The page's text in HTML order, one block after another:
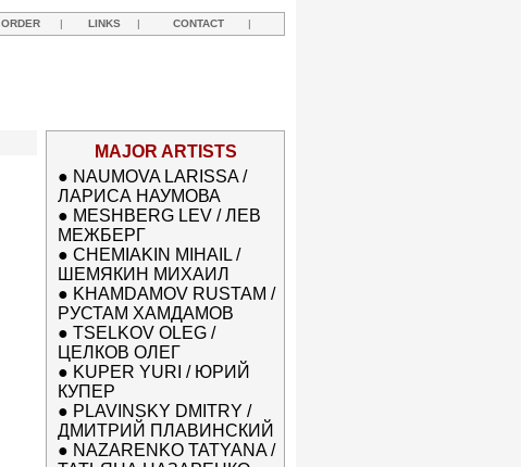
ORDER | LINKS | CONTACT |
MAJOR ARTISTS
● NAUMOVA LARISSA /
ЛАРИСА НАУМОВА
● MESHBERG LEV / ЛЕВ
МЕЖБЕРГ
● CHEMIAKIN MIHAIL /
ШЕМЯКИН МИХАИЛ
● KHAMDAMOV RUSTAM /
РУСТАМ ХАМДАМОВ
● TSELKOV OLEG /
ЦЕЛКОВ ОЛЕГ
● KUPER YURI / ЮРИЙ
КУПЕР
● PLAVINSKY DMITRY /
ДМИТРИЙ ПЛАВИНСКИЙ
● NAZARENKO TATYANA /